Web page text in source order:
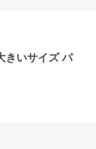
きいサイズ パ